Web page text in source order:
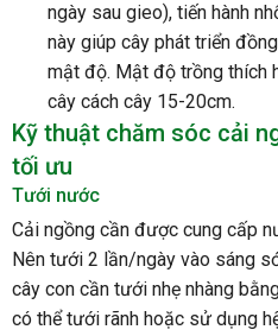
ngày sau gieo), tiến hành
này giúp cây phát triển
mật độ. Mật độ trồng thích
cây cách cây 15-20cm.
Kỹ thuật chăm sóc cải
tối ưu
Tưới nước
Cải ngồng cần được cung cấp
Nên tưới 2 lần/ngày vào sáng
cây con cần tưới nhẹ nhàng
có thể tưới rãnh hoặc sử dụng